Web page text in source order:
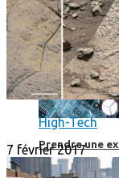
Prendre une
High-Tech
7 février 2017